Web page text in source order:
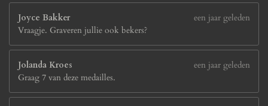
Joyce Bakker
een jaar geleden
Vraagje. Graveren jullie ook bekers?
Jolanda Kroes
een jaar geleden
Graag 7 van deze medailles.